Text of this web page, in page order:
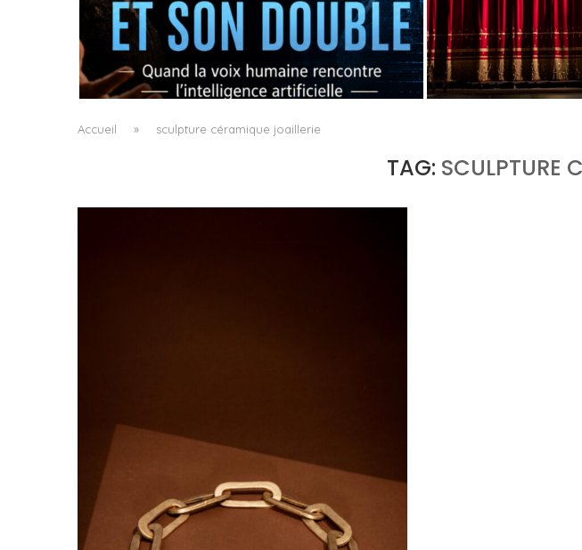
OPÉRA X IA : L’ORIGINAL ET SON DOUBLE
byPascal Iakovou
PORTRAIT MILANO,
by
Accueil » sculpture céramique joaillerie
TAG: SCULPTURE